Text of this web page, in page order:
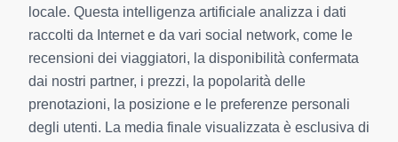
locale. Questa intelligenza artificiale analizza i dati
raccolti da Internet e da vari social network, come le
recensioni dei viaggiatori, la disponibilità confermata
dai nostri partner, i prezzi, la popolarità delle
prenotazioni, la posizione e le preferenze personali
degli utenti. La media finale visualizzata è esclusiva di